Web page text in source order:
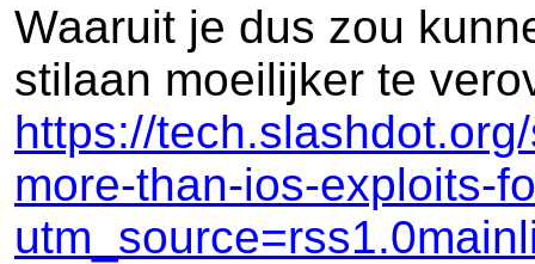
Waaruit je dus zou
stilaan moeilijker te
https://
more-than-ios-exploits-